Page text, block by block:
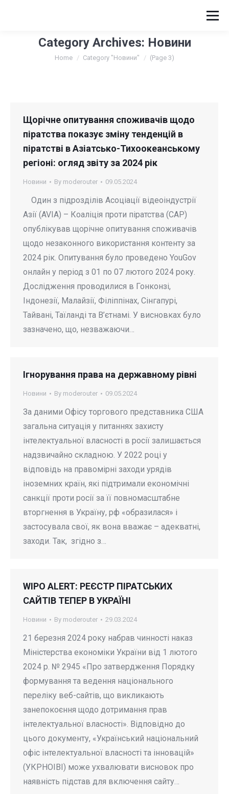
Category Archives: Новини
You are here:
Home Category "Новини" (Page 3)
Щорічне опитування споживачів щодо
піратства показує зміну тенденцій в
піратстві в Азіатсько-Тихоокеанському
регіоні: огляд звіту за 2024 рік
Новини By moderouter 09.05.2024
Один з підрозділів Асоціації відеоіндустрії
Азії (AVIA) – Коаліція проти піратства (CAP)
опублікував щорічне опитування споживачів
щодо незаконного використання контенту за
2024 рік. Опитування було проведено YouGov
онлайн у період з 01 по 07 лютого 2024 року.
Дослідження проводилися в Гонконзі,
Індонезії, Малайзії, Філіппінах, Сінгапурі,
Тайвані, Таїланді та В’єтнамі. У висновках було
зазначено, що, незважаючи…
Ігнорування права на державному рівні
Новини By moderouter 09.05.2024
За даними Офісу торгового представника США
загальна ситуація у питаннях захисту
інтелектуальної власності в росії залишається
надзвичайно складною. У 2022 році у
відповідь на правомірні заходи урядів
іноземних країн, які підтримали економічні
санкції проти росії за її повномасштабне
вторгнення в Україну, рф «образилася» і
застосувала свої, як вона вважає – адекватні,
заходи. Так, згідно з…
WIPO ALERT: РЕЄСТР ПІРАТСЬКИХ
САЙТІВ ТЕПЕР В УКРАЇНІ
Новини By moderouter 29.03.2024
21 березня 2024 року набрав чинності наказ
Міністерства економіки України від 1 лютого
2024 р. № 2945 «Про затвердження Порядку
формування та ведення національного
переліку веб-сайтів, що викликають
занепокоєння щодо дотримання прав
інтелектуальної власності». Відповідно до
цього документу, «Український національний
офіс інтелектуальної власності та інновацій»
(УКРНОІВІ) може ухвалювати висновок про
наявність підстав для включення сайту…